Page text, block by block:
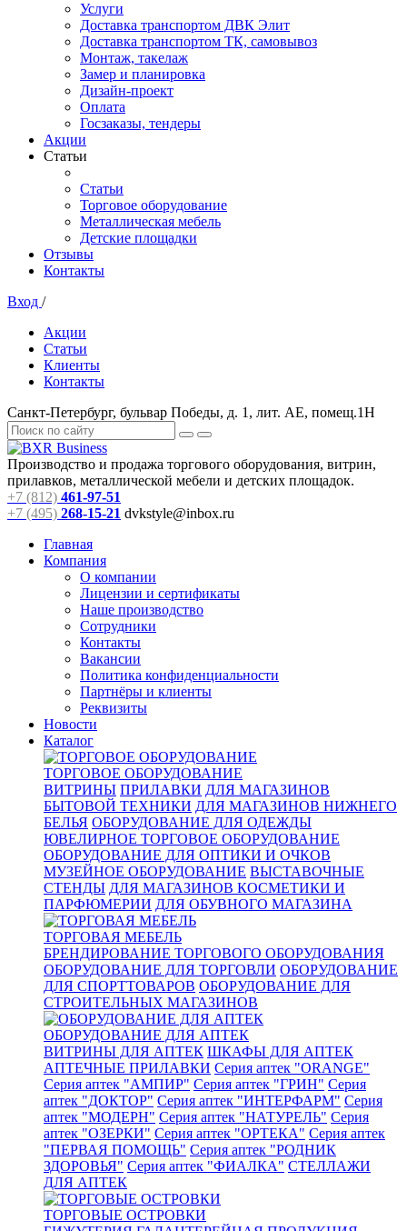
Услуги
Доставка транспортом ДВК Элит
Доставка транспортом ТК, самовывоз
Монтаж, такелаж
Замер и планировка
Дизайн-проект
Оплата
Госзаказы, тендеры
Акции
Статьи
Статьи
Торговое оборудование
Металлическая мебель
Детские площадки
Отзывы
Контакты
Вход /
Акции
Статьи
Клиенты
Контакты
Санкт-Петербург, бульвар Победы, д. 1, лит. АЕ, помещ.1Н
Производство и продажа торгового оборудования, витрин,
прилавков, металлической мебели и детских площадок.
+7 (812) 461-97-51
+7 (495) 268-15-21 dvkstyle@inbox.ru
Главная
Компания
О компании
Лицензии и сертификаты
Наше производство
Сотрудники
Контакты
Вакансии
Политика конфиденциальности
Партнёры и клиенты
Реквизиты
Новости
Каталог
ТОРГОВОЕ ОБОРУДОВАНИЕ
ВИТРИНЫ ПРИЛАВКИ ДЛЯ МАГАЗИНОВ
БЫТОВОЙ ТЕХНИКИ ДЛЯ МАГАЗИНОВ НИЖНЕГО
БЕЛЬЯ ОБОРУДОВАНИЕ ДЛЯ ОДЕЖДЫ
ЮВЕЛИРНОЕ ТОРГОВОЕ ОБОРУДОВАНИЕ
ОБОРУДОВАНИЕ ДЛЯ ОПТИКИ И ОЧКОВ
МУЗЕЙНОЕ ОБОРУДОВАНИЕ ВЫСТАВОЧНЫЕ
СТЕНДЫ ДЛЯ МАГАЗИНОВ КОСМЕТИКИ И
ПАРФЮМЕРИИ ДЛЯ ОБУВНОГО МАГАЗИНА
ТОРГОВАЯ МЕБЕЛЬ
БРЕНДИРОВАНИЕ ТОРГОВОГО ОБОРУДОВАНИЯ
ОБОРУДОВАНИЕ ДЛЯ ТОРГОВЛИ ОБОРУДОВАНИЕ
ДЛЯ СПОРТТОВАРОВ ОБОРУДОВАНИЕ ДЛЯ
СТРОИТЕЛЬНЫХ МАГАЗИНОВ
ОБОРУДОВАНИЕ ДЛЯ АПТЕК
ВИТРИНЫ ДЛЯ АПТЕК ШКАФЫ ДЛЯ АПТЕК
АПТЕЧНЫЕ ПРИЛАВКИ Серия аптек "ORANGE"
Серия аптек "АМПИР" Серия аптек "ГРИН" Серия
аптек "ДОКТОР" Серия аптек "ИНТЕРФАРМ" Серия
аптек "МОДЕРН" Серия аптек "НАТУРЕЛЬ" Серия
аптек "ОЗЕРКИ" Серия аптек "ОРТЕКА" Серия аптек
"ПЕРВАЯ ПОМОЩЬ" Серия аптек "РОДНИК
ЗДОРОВЬЯ" Серия аптек "ФИАЛКА" СТЕЛЛАЖИ
ДЛЯ АПТЕК
ТОРГОВЫЕ ОСТРОВКИ